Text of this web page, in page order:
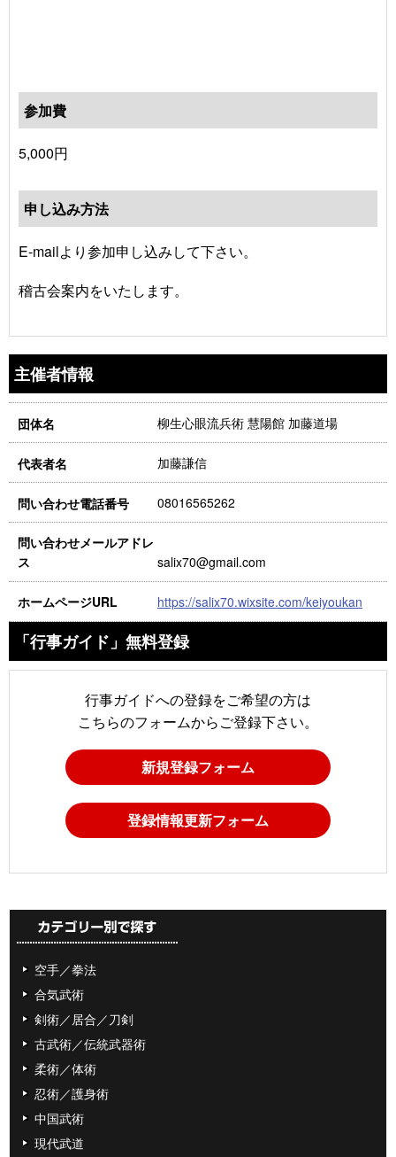
参加費
5,000円
申し込み方法
E-mailより参加申し込みして下さい。
稽古会案内をいたします。
主催者情報
団体名 柳生心眼流兵術 慧陽館 加藤道場
代表者名 加藤謙信
問い合わせ電話番号 08016565262
問い合わせメールアドレ
ス
salix70@gmail.com
ホームページURL https://salix70.wixsite.com/keiyoukan
「行事ガイド」無料登録
行事ガイドへの登録をご希望の方は
こちらのフォームからご登録下さい。
新規登録フォーム
登録情報更新フォーム
空手／拳法
合気武術
剣術／居合／刀剣
古武術／伝統武器術
柔術／体術
忍術／護身術
中国武術
現代武道